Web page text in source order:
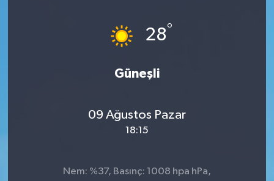
28°
Güneşli
09 Ağustos Pazar
18:15
Nem: %37, Basınç: 1008 hpa hPa,